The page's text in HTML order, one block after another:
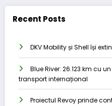
Recent Posts
DKV Mobility și Shell își
Blue River: 26.123 km cu
transport internațional
Proiectul Revoy prinde